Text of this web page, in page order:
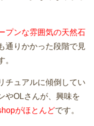
プンな雰囲気の天然石
通りかかった段階で見
。
チュアルに傾倒してい
やOLさんが、興味を
がほとんどです。